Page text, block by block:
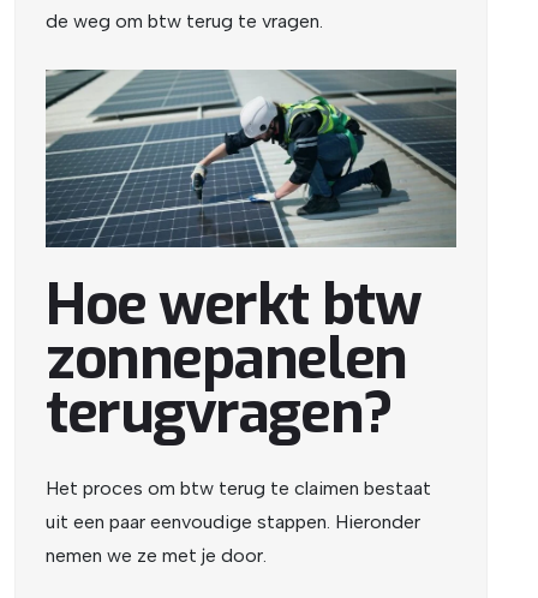
de weg om btw terug te vragen.
Hoe werkt btw
zonnepanelen
terugvragen?
Het proces om btw terug te claimen bestaat
uit een paar eenvoudige stappen. Hieronder
nemen we ze met je door.